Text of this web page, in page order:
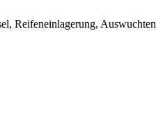
Reifeneinlagerung, Auswuchten